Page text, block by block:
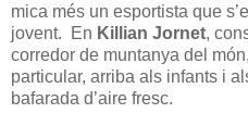
mica més un esportista que
jovent. En Killian Jornet,
corredor de muntanya del
particular, arriba als infants i
bafarada d’aire fresc.